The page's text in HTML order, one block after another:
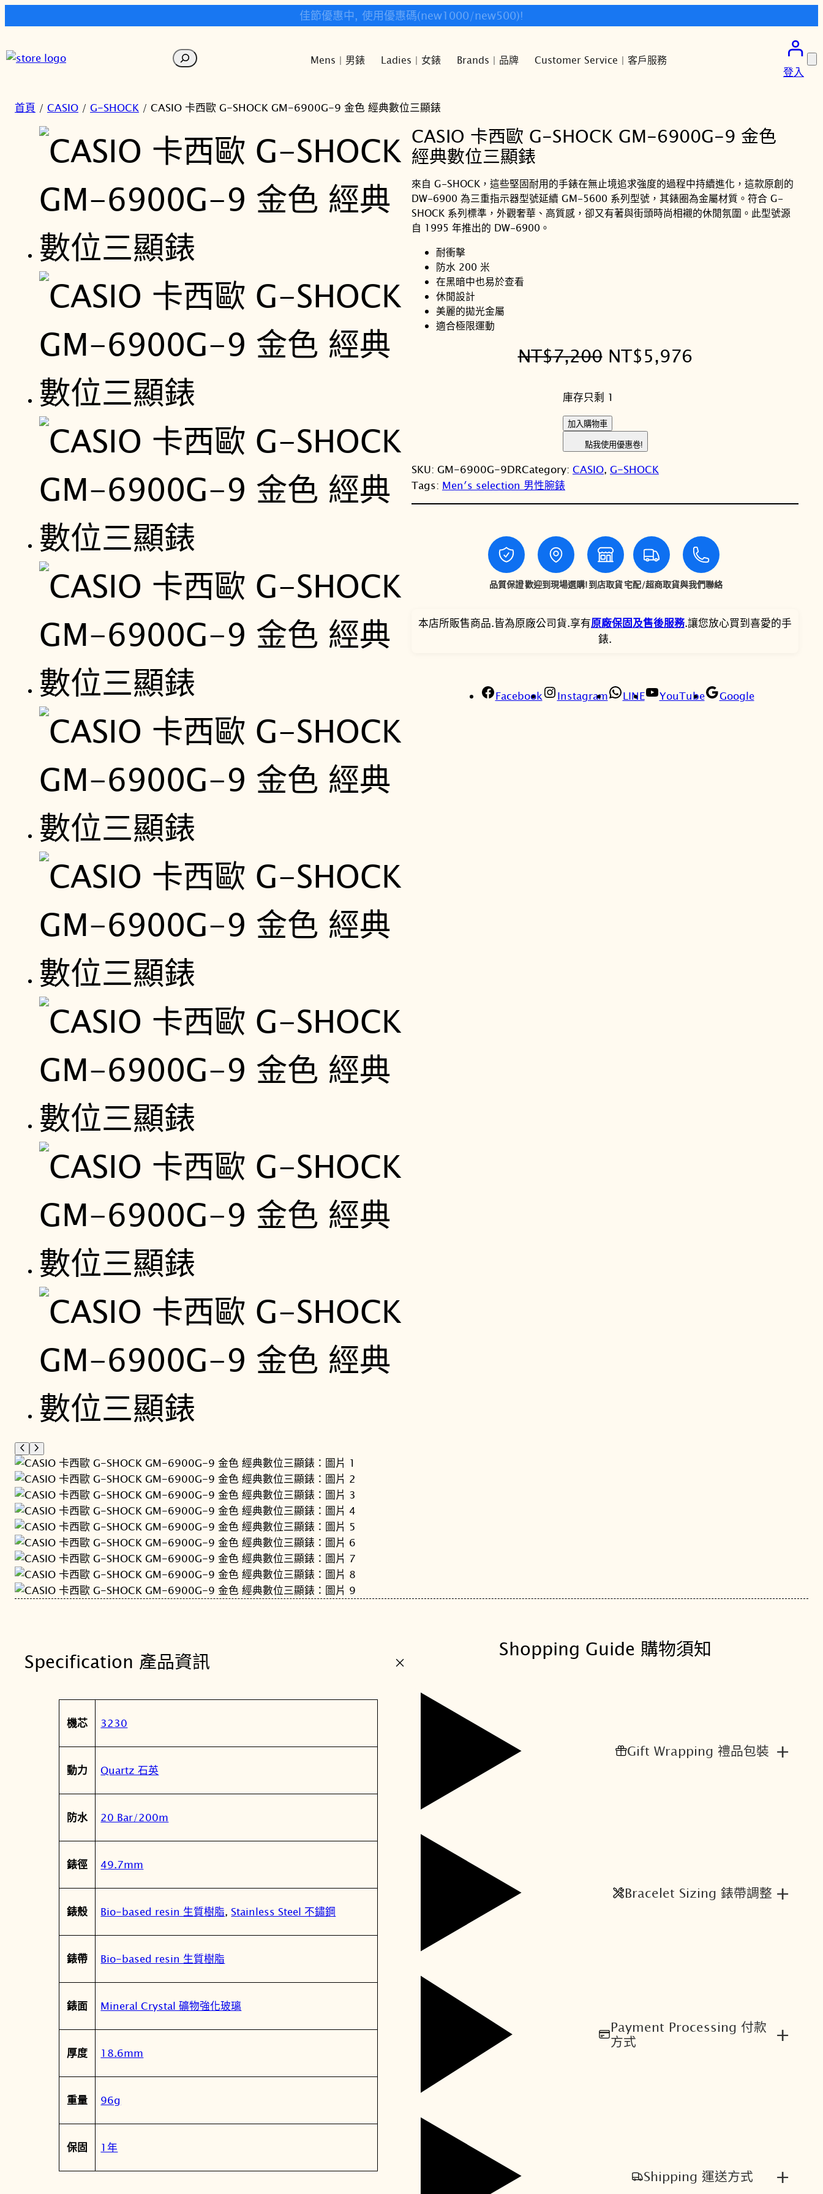
快樂時光鐘錶歡迎您!
至
搜
Mens | 男錶 Ladies | 女錶 Brands | 品牌 Customer Service | 客戶服務
登入
首頁 / CASIO / G-SHOCK / CASIO 卡西歐 G-SHOCK GM-6900G-9 金色 經典數位三顯錶
CASIO 卡西歐 G-SHOCK GM-6900G-9 金色
經典數位三顯錶
來自 G-SHOCK，這些堅固耐用的手錶在無止境追求強度的過程中持續進化，這款原創的
DW-6900 為三重指示器型號延續 GM-5600 系列型號，其錶圈為金屬材質。符合 G-
SHOCK 系列標準，外觀奢華、高質感，卻又有著與街頭時尚相襯的休閒氛圍。此型號源
自 1995 年推出的 DW-6900。
耐衝擊
防水 200 米
在黑暗中也易於查看
休閒設計
美麗的拋光金屬
適合極限運動
NT$7,200 原
格
：
$
7
2
0
。
NT$5,976目
$
5
9
。
庫存只剩 1
C
S
I
O
卡
歐
G
-
S
C
-
加入購物車
點我使用優惠卷!
SKU: GM-6900G-9DRCategory: CASIO, G-SHOCK
Tags: Men′s selection 男性腕錶
品質保證歡迎到現場選購! 到店取貨 宅配/超商取貨與我們聯絡
本店所販售商品.皆為原廠公司貨.享有原廠保固及售後服務.讓您放心買到喜愛的手
錶.
Facebook Instagram LINE YouTube Google
Specification 產品資訊 +
性
值
機芯 3230
動力 Quartz 石英
防水 20 Bar/200m
錶徑 49.7mm
錶殼 Bio-based resin 生質樹脂,Stainless Steel 不鏽鋼
錶帶 Bio-based resin 生質樹脂
錶面 Mineral Crystal 礦物強化玻璃
厚度 18.6mm
重量 96g
保固 1年
Shopping Guide 購物須知
Gift Wrapping 禮品包裝 +
Bracelet Sizing 錶帶調整 +
Payment Processing 付款
方式
+
Shipping 運送方式 +